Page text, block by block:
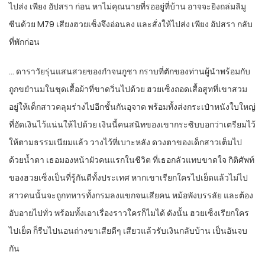
ไปส่ง เพียง อัปสรา ก่อน หาไม่คุณนายที่รออยู่ที่บ้าน อาจจะยิงถล่มลิมู
ซีนด้วย M79 เสียงฮวยเซ็งจึงอ่อนลง และสั่งให้ไปส่ง เพียง อัปสรา กลับ
ที่พักก่อน
… ดาราวัยรุ่นแสนสวยของกำจนกูชา กราบที่ตักของท่านผู้นำพร้อมกับ
ถูกขยำนมในชุดเสื้อผ้าที่ขาดวิ่นไปด้วย ฮวยเซ็งถอดเสื้อสูทที่เขาสวม
อยู่ให้เด็กสาวคลุมร่างไปอีกชั้นกันอุจาด พร้อมทั้งส่งกระเป๋าหนังใบใหญ่
ที่อัดเงินไว้แน่นให้ไปด้วย เงินนี้คนสนิทของเขากระซิบบอกว่าเตรียมไว้
ให้ตามธรรมเนียมแล้ว วางไว้ที่เบาะหลัง ดวงตาของเด็กสาวเต็มไป
ด้วยน้ำตา เธอมองหน้าผัวคนแรกในชีวิต ที่เธอกลัวแทบขาดใจ กิติศัพท์
ของฮวยเซ็งเป็นที่รู้กันดีทั้งประเทศ หากเขาเรียกใครไปเย็ดแล้วไม่ไป
สาวคนนั้นจะถูกทหารทั้งกรมลงแขกจนเสียคน หม้อพังบรรลัย และต้อง
อับอายไปทั่ว พร้อมทั้งเอาเรื่องราวใครก็ไมได้ ดังนั้น ฮวยเซ็งเรียกใคร
ไปเย็ด ก็รีบไปนอนถ่างขาเสียดีๆ เสียวแล้วรับเงินกลับบ้าน เป็นอันจบ
กัน